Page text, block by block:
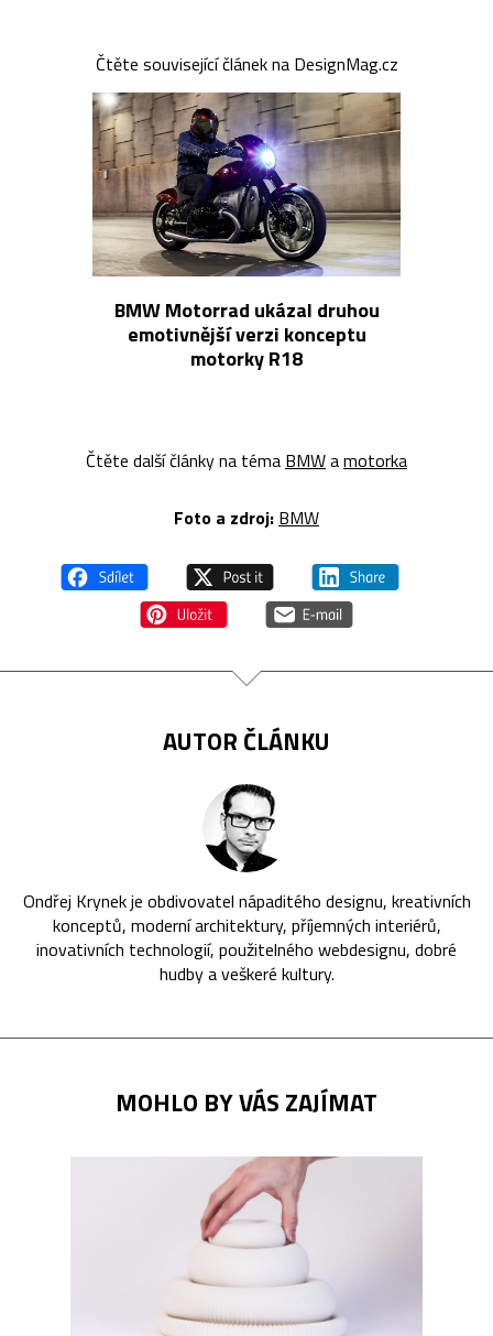
Čtěte související článek na DesignMag.cz
BMW Motorrad ukázal druhou
emotivnější verzi konceptu
motorky R18
Čtěte další články na téma BMWamotorka
Foto a zdroj: BMW
AUTOR ČLÁNKU
Ondřej Krynek je obdivovatel nápaditého designu, kreativních
konceptů, moderní architektury, příjemných interiérů,
inovativních technologií, použitelného webdesignu, dobré
hudby a veškeré kultury.
MOHLO BY VÁS ZAJÍMAT